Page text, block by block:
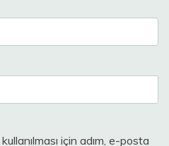
için adım, e-posta